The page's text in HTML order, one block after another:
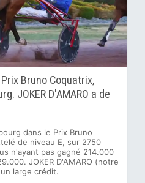
Bruno Coquatrix,
JOKER D'AMARO a de
dans le Prix Bruno
de niveau E, sur 2750
n'ayant pas gagné 214.000
JOKER D'AMARO (notre
large crédit.